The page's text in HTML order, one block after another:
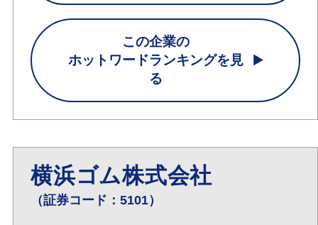
この企業の
ホットワードランキングを見
る
横浜ゴム株式会社
（証券コード：5101）